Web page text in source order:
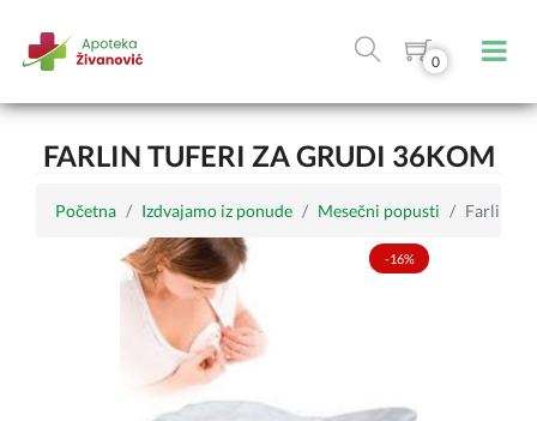
0
FARLIN TUFERI ZA GRUDI 36KOM
Početna Izdvajamo iz ponude Mesečni popusti Farlin
-16%